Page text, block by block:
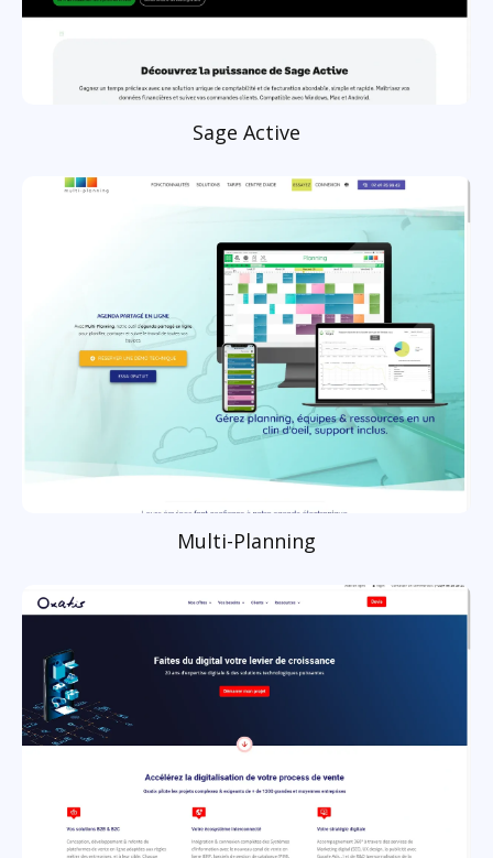
Sage Active
Multi-Planning